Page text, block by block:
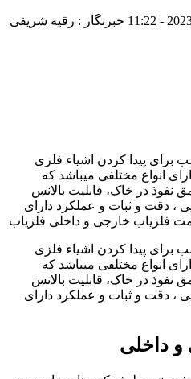
خبرنگار : رقیه شریفی
پیدا کردن اشیاء فلزی
انواع مختلفی میباشد که
نفوذ در خاک، قابلیت بالانس
، دقت و ثبات و عملکرد دارای
فلزیاب خارجی و داخلی فلزیاب
پیدا کردن اشیاء فلزی
انواع مختلفی میباشد که
نفوذ در خاک، قابلیت بالانس
، دقت و ثبات و عملکرد دارای
داخلی